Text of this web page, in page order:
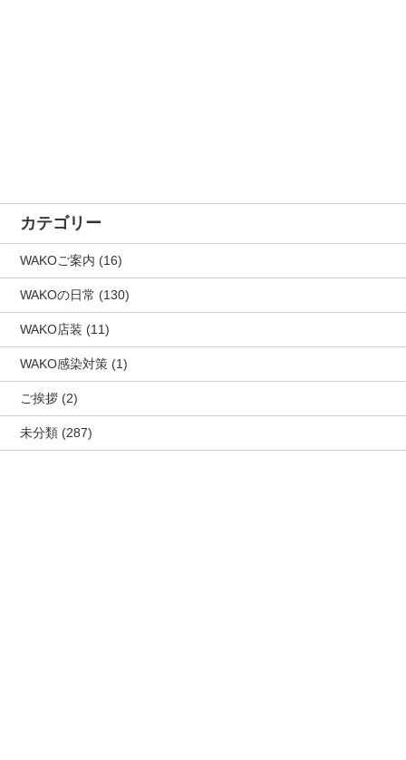
カテゴリー
WAKOご案内 (16)
WAKOの日常 (130)
WAKO店装 (11)
WAKO感染対策 (1)
ご挨拶 (2)
未分類 (287)